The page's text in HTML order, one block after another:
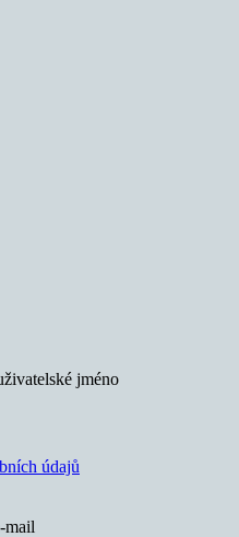
jméno
údajů
mail